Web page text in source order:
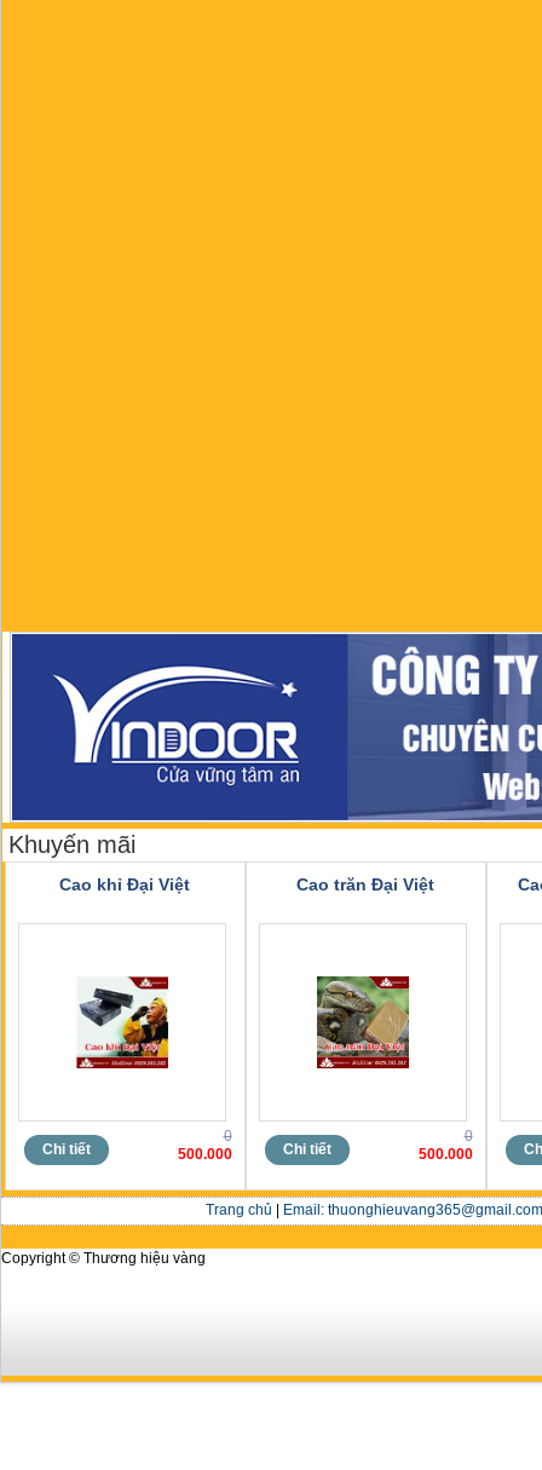
Khuyến mãi
Cao khỉ Đại Việt
Chi tiết
0
500.000
Cao trăn Đại Việt
Chi tiết
0
500.000
Trang chủ Email:
Copyright © Thương hiệu vàng